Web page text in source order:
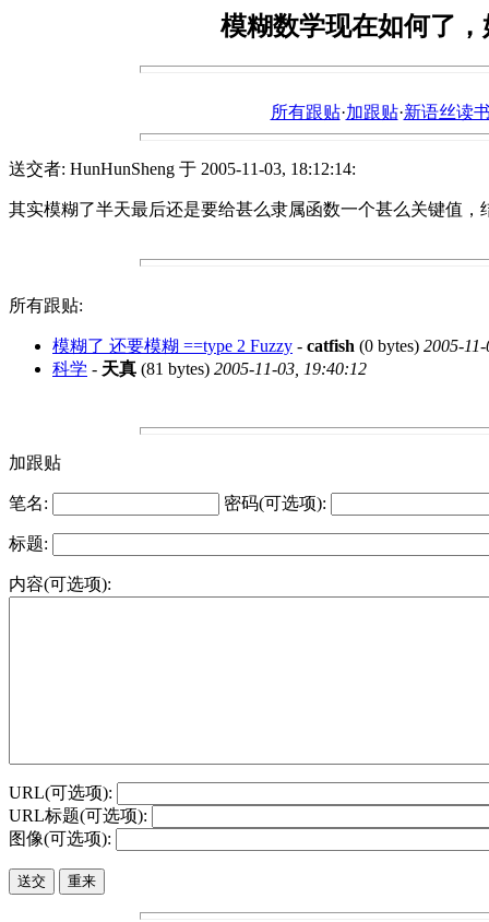
模糊数学现在如何了
所有跟贴·加跟贴·新语丝读
送交者: HunHunSheng 于 2005-11-03, 18:12:14:
其实模糊了半天最后还是要给甚么隶属函数一个甚么关键值，
所有跟贴:
模糊了 还要模糊 ==type 2 Fuzzy - catfish (0 bytes) 2005-
科学 - 天真 (81 bytes) 2005-11-03, 19:40:12
加跟贴
笔名: 密码(可选项):
标题:
内容(可选项):
URL(可选项):
URL标题(可选项):
图像(可选项):